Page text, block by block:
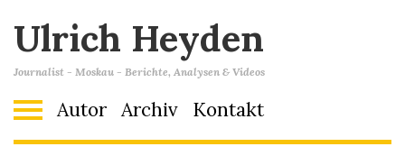
Ulrich Heyden
Journalist - Moskau - Berichte, Analysen & Videos
Autor Archiv Kontakt